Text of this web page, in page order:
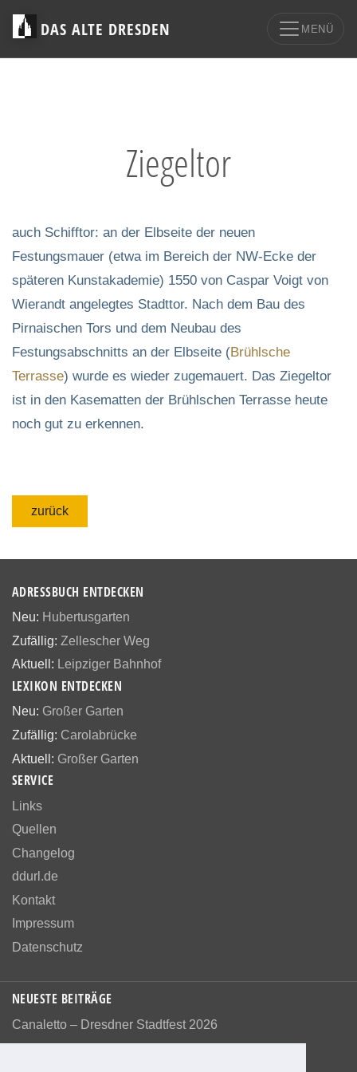
DAS ALTE DRESDEN MENÜ
Ziegeltor
auch Schifftor: an der Elbseite der neuen
Festungsmauer (etwa im Bereich der NW-Ecke der
späteren Kunstakademie) 1550 von Caspar Voigt von
Wierandt angelegtes Stadttor. Nach dem Bau des
Pirnaischen Tors und dem Neubau des
Festungsabschnitts an der Elbseite (Brühlsche
Terrasse) wurde es wieder zugemauert. Das Ziegeltor
ist in den Kasematten der Brühlschen Terrasse heute
noch gut zu erkennen.
zurück
ADRESSBUCH ENTDECKEN
Neu: Hubertusgarten
Zufällig: Zellescher Weg
Aktuell: Leipziger Bahnhof
LEXIKON ENTDECKEN
Neu: Großer Garten
Zufällig: Carolabrücke
Aktuell: Großer Garten
SERVICE
Links
Quellen
Changelog
ddurl.de
Kontakt
Impressum
Datenschutz
NEUESTE BEITRÄGE
Canaletto – Dresdner Stadtfest 2026